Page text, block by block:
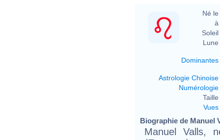
Né le
à
Soleil
Lune
Dominantes
Astrologie Chinoise
Numérologie
Taille
Vues
Biographie de Manuel
Manuel Valls,